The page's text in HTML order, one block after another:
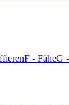
F - FäheG